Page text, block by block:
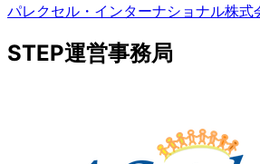
パレクセル・インターナショナル株式
STEP運営事務局